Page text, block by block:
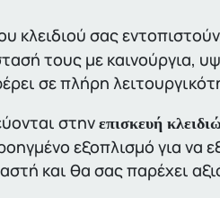
σας
τους με καινούργια,
σε πλήρη
στην επισκευή
εξοπλισμό για να
και θα σας παρέχει